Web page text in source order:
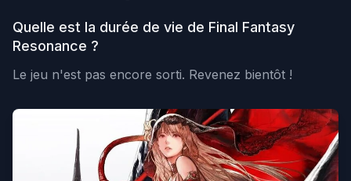
Quelle est la durée de vie de Final Fantasy
Resonance ?
Le jeu n'est pas encore sorti. Revenez bientôt !